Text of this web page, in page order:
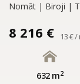
Nomāt | Biroji |
8 216 € 13 € /
632 m2